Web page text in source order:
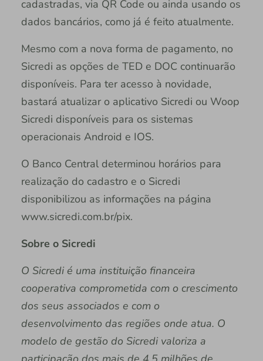
cadastradas, via QR Code ou ainda usando os
dados bancários, como já é feito atualmente.
Mesmo com a nova forma de pagamento, no
Sicredi as opções de TED e DOC continuarão
disponíveis. Para ter acesso à novidade,
bastará atualizar o aplicativo Sicredi ou Woop
Sicredi disponíveis para os sistemas
operacionais Android e IOS.
O Banco Central determinou horários para
realização do cadastro e o Sicredi
disponibilizou as informações na página
www.sicredi.com.br/pix.
Sobre o Sicredi
O Sicredi é uma instituição financeira
cooperativa comprometida com o crescimento
dos seus associados e com o
desenvolvimento das regiões onde atua. O
modelo de gestão do Sicredi valoriza a